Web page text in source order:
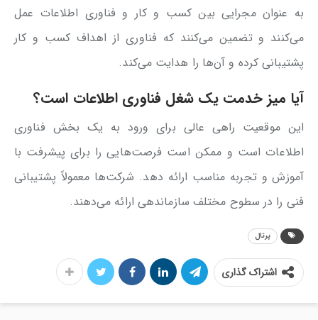
به عنوان مجرایی بین کسب ‌و کار و فناوری اطلاعات عمل
می‌کنند و تضمین می‌کنند که فناوری از اهداف کسب ‌و کار
پشتیبانی کرده و آن‌ها را هدایت می‌کند.
آیا میز خدمت یک شغل فناوری اطلاعات است؟
این موقعیت راهی عالی برای ورود به یک بخش فناوری
اطلاعات است و ممکن است فرصت‌هایی را برای پیشرفت با
آموزش و تجربه مناسب ارائه دهد. شرکت‌ها معمولاً پشتیبانی
فنی را در سطوح مختلف سازماندهی ارائه می‌دهند.
پرتال
اشتراک گذاری